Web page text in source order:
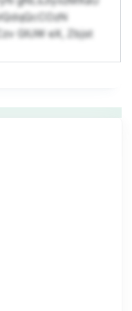
GIUW eX, Zbjst